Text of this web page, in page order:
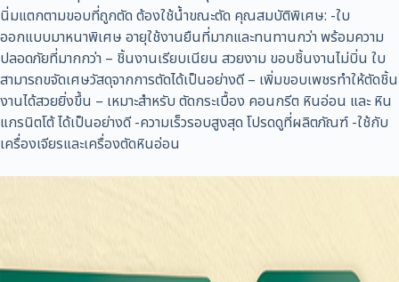
นิ่มแตกตามขอบที่ถูกตัด ต้องใช้น้ำขณะตัด คุณสมบัติพิเศษ: -ใบ
ออกแบบมาหนาพิเศษ อายุใช้งานยืนที่มากและทนทานกว่า พร้อมความ
ปลอดภัยที่มากกว่า – ชิ้นงานเรียบเนียน สวยงาม ขอบชิ้นงานไม่บิ่น ใบ
สามารถขจัดเศษวัสดุจากการตัดได้เป็นอย่างดี – เพิ่มขอบเพชรทำให้ตัดชิ้น
งานได้สวยยิ่งขึ้น – เหมาะสำหรับ ตัดกระเบื้อง คอนกรีต หินอ่อน และ หิน
แกรนิตโต้ ได้เป็นอย่างดี -ความเร็วรอบสูงสุด โปรดดูที่ผลิตภัณฑ์ -ใช้กับ
เครื่องเจียรและเครื่องตัดหินอ่อน